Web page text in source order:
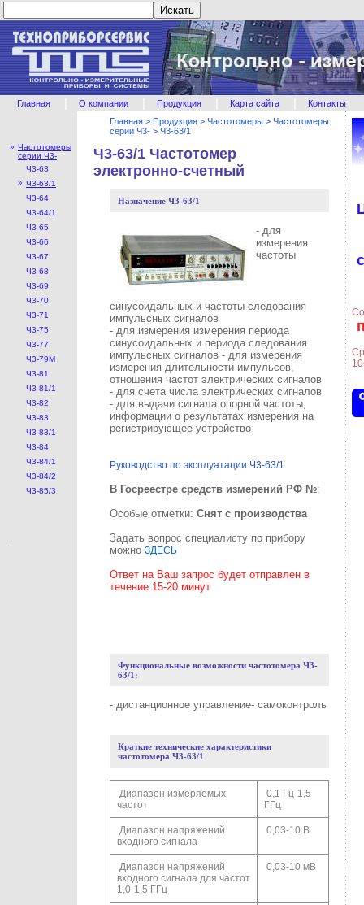
Главная О компании Продукция Карта сайта Контакты
» Частотомеры
серии Ч3-
Ч3-63
» Ч3-63/1
Ч3-64
Ч3-64/1
Ч3-65
Ч3-66
Ч3-67
Ч3-68
Ч3-69
Ч3-70
Ч3-71
Ч3-75
Ч3-77
Ч3-79М
Ч3-81
Ч3-81/1
Ч3-82
Ч3-83
Ч3-83/1
Ч3-84
Ч3-84/1
Ч3-84/2
Ч3-85/3
Главная > Продукция > Частотомеры > Частотомеры
серии Ч3- > Ч3-63/1
Ч3-63/1 Частотомер
электронно-счетный
Назначение Ч3-63/1
- для
измерения
частоты
синусоидальных и частоты следования
импульсных сигналов
- для измерения измерения периода
синусоидальных и периода следования
импульсных сигналов - для измерения
измерения длительности импульсов,
отношения частот электрических сигналов
- для счета числа электрических сигналов
- для выдачи сигнала опорной частоты,
информации о результатах измерения на
регистрирующее устройство
Руководство по эксплуатации Ч3-63/1
В Госреестре средств измерений РФ №:
Особые отметки: Снят с производства
Задать вопрос специалисту по прибору
можно ЗДЕСЬ
Ответ на Ваш запрос будет отправлен в
течение 15-20 минут
Функциональные возможности частотомера Ч3-
63/1:
- дистанционное управление- самоконтроль
Краткие технические характеристики
частотомера Ч3-63/1
Диапазон измеряемых
частот
0,1 Гц-1,5
ГГц
Диапазон напряжений
входного сигнала
0,03-10 В
Диапазон напряжений
входного сигнала для частот
1,0-1,5 ГГц
0,03-10 мВ